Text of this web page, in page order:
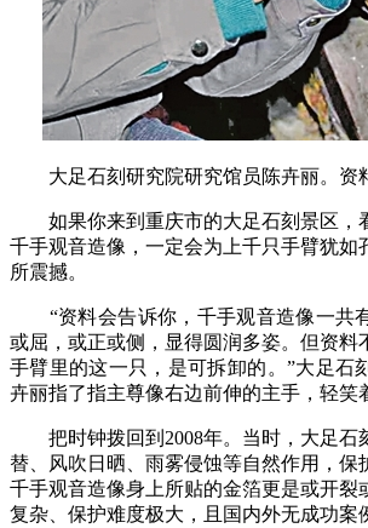
大足石刻研究院研究馆员陈卉丽。资
如果你来到重庆市的大足石刻景区，
千手观音造像，一定会为上千只手臂犹如
所震撼。
“资料会告诉你，千手观音造像一共
或屈，或正或侧，显得圆润多姿。但资料
手臂里的这一只，是可拆卸的。”大足石
卉丽指了指主尊像右边前伸的主手，轻笑
把时钟拨回到2008年。当时，大足石
替、风吹日晒、雨雾侵蚀等自然作用，保
千手观音造像身上所贴的金箔更是或开裂
复杂、保护难度极大，且国内外无成功案